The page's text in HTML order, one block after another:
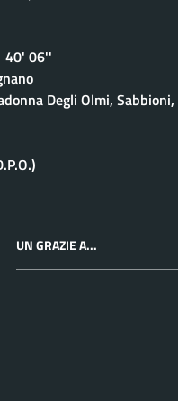
40' 06''
Degli Olmi,
UN GRAZIE A...